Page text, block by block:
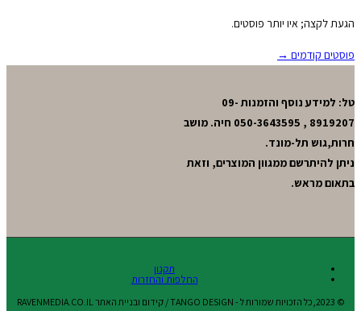
הגעת לקצה; איו יותר פוסטים.
פוסטים קודמים →
טל: למידע נוסף והזמנות 09-
8919207 , 050-3643595 חיה. מושב
חרות,גוש תל-מונד.
ניתן להיתרשם ממגוון המוצרים, וזאת
בתאום מראש.
תקנון
החלפות והחזרות
© 2023,כל הזכויות שמורות ל - TANGO DESIGN / קידום ובניית האתר RAVENMEDIA.CO.IL